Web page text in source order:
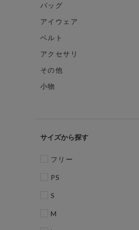
バッグ
アイウェア
ベルト
アクセサリ
その他
小物
サイズ
フリー
PS
S
M